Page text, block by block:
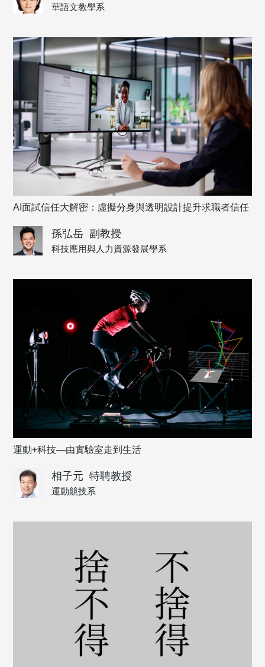
華語文教學系
AI面試信任大解密：虛擬分身與透明設計提升求職者信任
孫弘岳 副教授
科技應用與人力資源發展學系
運動+科技—由實驗室走到生活
相子元 特聘教授
運動競技系